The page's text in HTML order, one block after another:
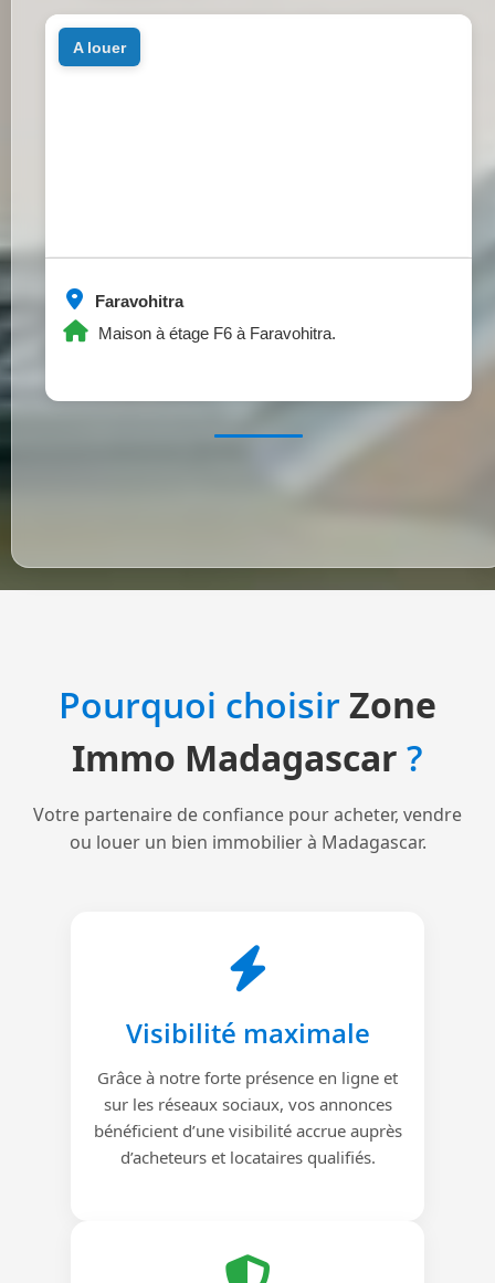
Faravohitra
Maison à étage F6 à Faravohitra.
a louer
Pourquoi choisirZone
Immo Madagascar ?
Votre partenaire de confiance pour acheter, vendre
ou louer un bien immobilier à Madagascar.
Visibilité maximale
Grâce à notre forte présence en ligne et
sur les réseaux sociaux, vos annonces
bénéficient d’une visibilité accrue auprès
d’acheteurs et locataires qualifiés.